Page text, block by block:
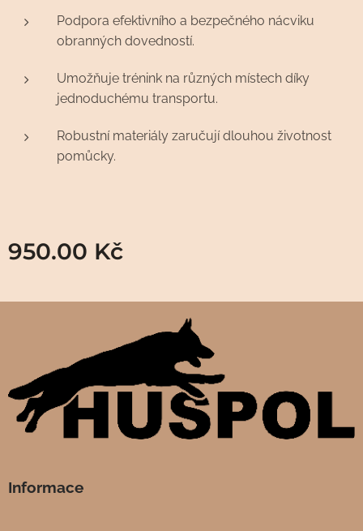
Podpora efektivního a bezpečného nácviku
obranných dovedností.
Umožňuje trénink na různých místech díky
jednoduchému transportu.
Robustní materiály zaručují dlouhou životnost
pomůcky.
950.00 Kč
Informace